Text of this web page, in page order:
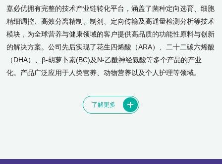
嘉必优拥有完整的技术产业链转化平台，涵盖了菌种定向选育、细胞
精细调控、高效分离精制、制剂、定向传输及高通量检测分析等技术
模块，为全球营养与健康领域的客户提供高品质的功能性原料与创新
的解决方案。公司先后实现了花生四烯酸（ARA）、二十二碳六烯酸
（DHA）、β-胡萝卜素(BC)及N-乙酰神经氨酸等多个产品的产业
化。产品广泛应用于人类营养、动物营养以及个人护理等领域。
了解更多